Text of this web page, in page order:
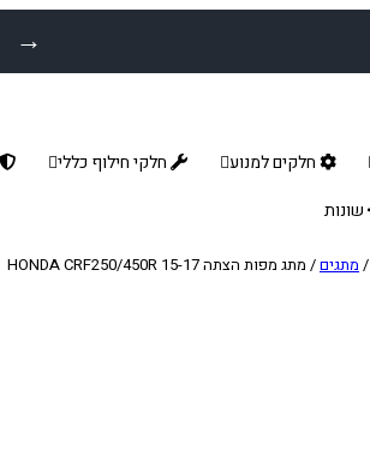
→
חלקים למנוע חלקי חילוף כללי
שונות
/ מתגים/ מתג מפות הצתה HONDA CRF250/450R 15-17